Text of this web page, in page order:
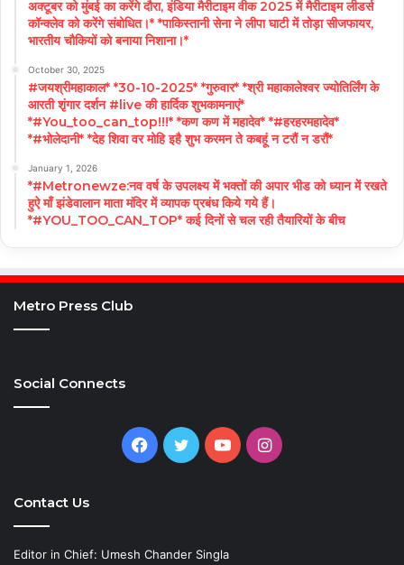
अक्टूबर को मुंबई का करेंगे दौरा, इंडिया मैरीटाइम वीक 2025 में मैरीटाइम लीडर्स
कॉन्क्लेव को करेंगे संबोधित।* *पाकिस्तानी सेना ने लीपा घाटी में तोड़ा सीजफायर,
भारतीय चौकियों को बनाया निशाना।*
October 30, 2025
#जयश्रीमहाकाल* *30-10-2025* *गुरुवार* *श्री महाकालेश्वर ज्योतिर्लिंग के
आरती शृंगार दर्शन #live की हार्दिक शुभकामनाएं*
*#You_too_can_top!!!* *कण कण में महादेव* *#हरहरमहादेव*
*#भोलेदानी* *देह शिवा वर मोहि इहै शुभ करमन ते कबहूं न टरौं न डरौं*
January 1, 2026
*#Metronewze:नव वर्ष के उपलक्ष्य में भक्तों की अपार भीड को ध्यान में रखते
हुऐ माँ झंडेवालान माता मंदिर में व्यापक प्रबंध किये गये हैं।
*#YOU_TOO_CAN_TOP* कई दिनों से चल रही तैयारियों के बीच
Metro Press Club
Social Connects
Facebook
TwitterYouTubeInstagram
Contact Us
Editor in Chief: Umesh Chander Singla